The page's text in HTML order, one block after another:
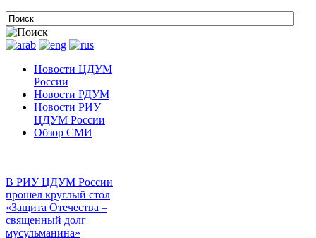
Новости ЦДУМ
России
Новости РДУМ
Новости РИУ
ЦДУМ России
Обзор СМИ
В РИУ ЦДУМ России
прошел круглый стол
«Защита Отечества –
священный долг
мусульманина»